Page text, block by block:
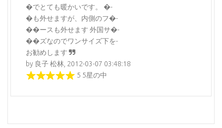
�でとても暖かいです。 �-
�も外せますが、内側のフ�-
��ースも外せます 外国サ�-
��ズなのでワンサイズ下を-
お勧めします
by 良子 松林, 2012-03-07 03:48:18
5 5星の中